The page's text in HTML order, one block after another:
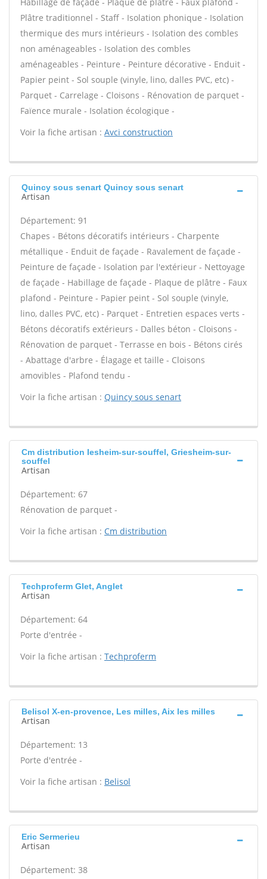
Plâtre traditionnel - Staff - Isolation phonique - Isolation
thermique des murs intérieurs - Isolation des combles
non aménageables - Isolation des combles
aménageables - Peinture - Peinture décorative - Enduit -
Papier peint - Sol souple (vinyle, lino, dalles PVC, etc) -
Parquet - Carrelage - Cloisons - Rénovation de parquet -
Faïence murale - Isolation écologique -
Voir la fiche artisan : Avci construction
Quincy sous senart Quincy sous senart
Artisan
Département: 91
Chapes - Bétons décoratifs intérieurs - Charpente
métallique - Enduit de façade - Ravalement de façade -
Peinture de façade - Isolation par l'extérieur - Nettoyage
de façade - Habillage de façade - Plaque de plâtre - Faux
plafond - Peinture - Papier peint - Sol souple (vinyle,
lino, dalles PVC, etc) - Parquet - Entretien espaces verts -
Bétons décoratifs extérieurs - Dalles béton - Cloisons -
Rénovation de parquet - Terrasse en bois - Bétons cirés
- Abattage d'arbre - Élagage et taille - Cloisons
amovibles - Plafond tendu -
Voir la fiche artisan : Quincy sous senart
Cm distribution Iesheim-sur-souffel, Griesheim-sur-
souffel
Artisan
Département: 67
Rénovation de parquet -
Voir la fiche artisan : Cm distribution
Techproferm Glet, Anglet
Artisan
Département: 64
Porte d'entrée -
Voir la fiche artisan : Techproferm
Belisol X-en-provence, Les milles, Aix les milles
Artisan
Département: 13
Porte d'entrée -
Voir la fiche artisan : Belisol
Eric Sermerieu
Artisan
Département: 38